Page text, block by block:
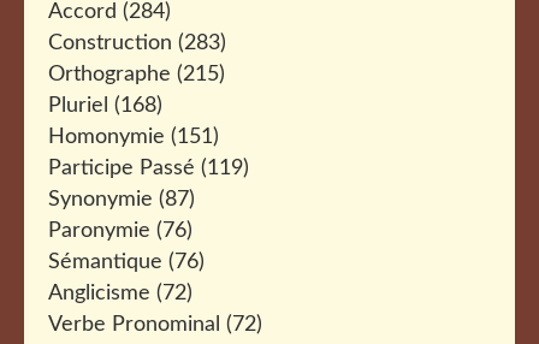
Accord (284)
Construction (283)
Orthographe (215)
Pluriel (168)
Homonymie (151)
Participe Passé (119)
Synonymie (87)
Paronymie (76)
Sémantique (76)
Anglicisme (72)
Verbe Pronominal (72)